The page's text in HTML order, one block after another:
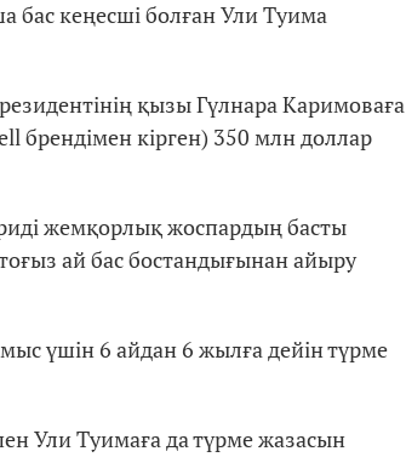
бас кеңесші болған Ули Туима
қызы Гүлнара Каримоваға
брендімен кірген) 350 млн доллар
жемқорлық жоспардың басты
ай бас бостандығынан айыру
үшін 6 айдан 6 жылға дейін түрме
Ули Туимаға да түрме жазасын